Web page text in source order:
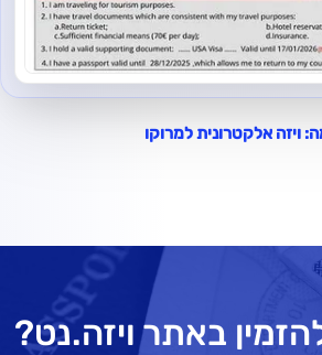
ויזה אלקטרונית למרוקו
באתר ויזה.נט?